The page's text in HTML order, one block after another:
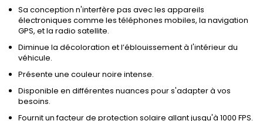
Sa conception n'interfère pas avec les appareils
électroniques comme les téléphones mobiles, la navigation
GPS, et la radio satellite.
Diminue la décoloration et l’éblouissement à l'intérieur du
véhicule.
Présente une couleur noire intense.
Disponible en différentes nuances pour s'adapter à vos
besoins.
Fournit un facteur de protection solaire allant jusqu'à 1000 FPS.